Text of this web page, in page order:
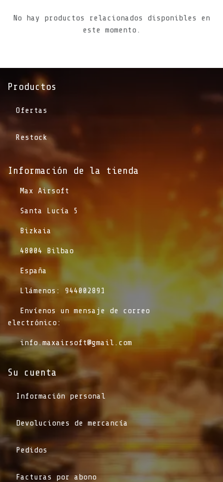
No hay productos relacionados disponibles en
este momento.
Productos
Ofertas
Restock
Información de la tienda​
​Max Airsoft
​Santa Lucía 5
​Bizkaia
​48004 Bilbao
​España
​Llámenos: 944002891
​Envíenos un mensaje de correo
electrónico:
info.maxairsoft@gmail.com
Su cuenta
Información personal
Devoluciones de mercancía
Pedidos
Facturas por abono